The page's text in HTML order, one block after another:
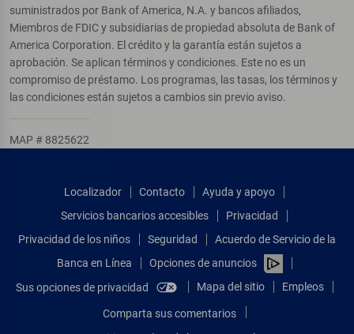
suministrados por Bank of America, N.A. y bancos afiliados,
Miembros de FDIC y subsidiarias de propiedad absoluta de Bank of
America Corporation. El crédito y la garantía están sujetos a
aprobación. Se aplican términos y condiciones. Este no es un
compromiso de préstamo. Los programas, las tasas, los términos y
las condiciones están sujetos a cambios sin previo aviso.
MAP # 8825622
Localizador Contacto
Ayuda y apoyo
Servicios bancarios accesibles
Privacidad
Privacidad de los niños
Seguridad
Acuerdo de Servicio de la
Banca en Línea
Opciones de anuncios
Sus opciones de privacidad
Mapa del sitio Empleos
Comparta sus comentarios